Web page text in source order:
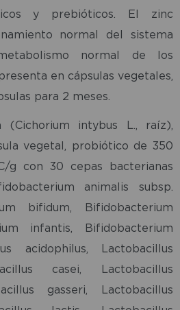
y prebióticos. El zinc
normal del sistema
normal de los
en cápsulas vegetales,
para 2 meses.
(Cichorium intybus L., raíz),
vegetal, probiótico de 350
g con 30 cepas bacterianas
animalis subsp.
bifidum, Bifidobacterium
infantis, Bifidobacterium
acidophilus, Lactobacillus
casei, Lactobacillus
gasseri, Lactobacillus